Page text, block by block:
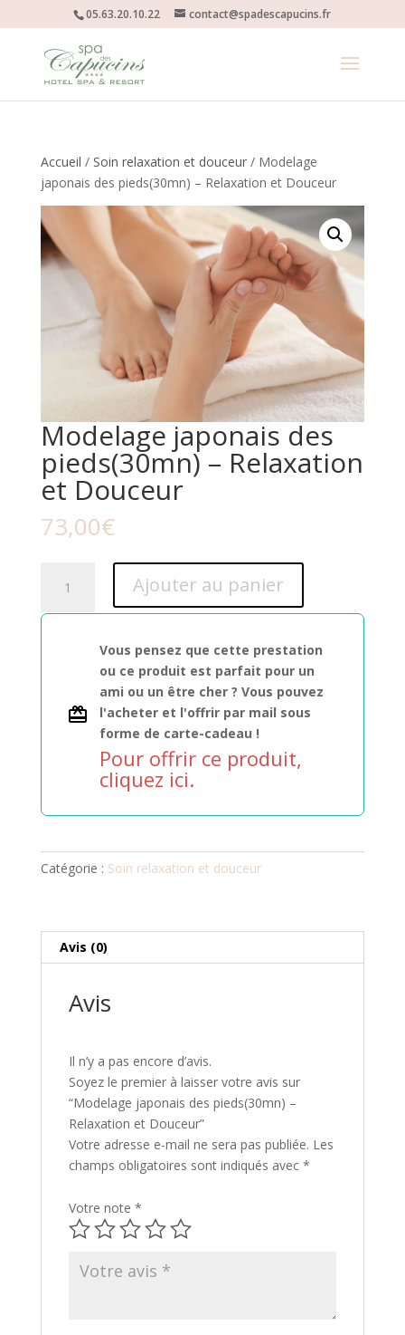
05.63.20.10.22 contact@spadescapucins.fr
Accueil / Soin relaxation et douceur/ Modelage
japonais des pieds(30mn) – Relaxation et Douceur
Modelage japonais des
pieds(30mn) – Relaxation
et Douceur
73,00€
Modelage
pieds(30mn)
Relaxation
Ajouter au panier
Vous pensez que cette prestation
ou ce produit est parfait pour un
ami ou un être cher ? Vous pouvez
l'acheter et l'offrir par mail sous
forme de carte-cadeau !
Pour offrir ce produit,
cliquez ici.
Catégorie : Soin relaxation et douceur
Avis (0)
Avis
Il n’y a pas encore d’avis.
Soyez le premier à laisser votre avis sur
“Modelage japonais des pieds(30mn) –
Relaxation et Douceur”
Votre adresse e-mail ne sera pas publiée. Les
champs obligatoires sont indiqués avec *
Votre note *